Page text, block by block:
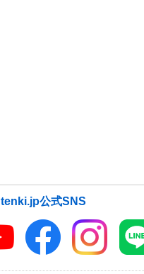
tenki.jp公式SNS